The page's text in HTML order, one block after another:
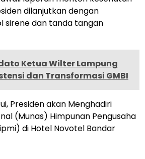
dilanjutkan dengan
sirene dan tanda tangan
Ketua Wilter Lampung
dan Transformasi GMBI
Presiden akan Menghadiri
(Munas) Himpunan Pengusaha
di Hotel Novotel Bandar